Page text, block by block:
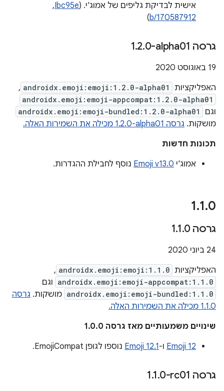
אישית לבדיקת גליפים של אמוג'י. (Ibc95e
, ‏
b/170587912
)
גרסה ‎1 .2.0-alpha01
‫19 באוגוסט 2020
האפליקציות
androidx.emoji:emoji:1.2.0-alpha01
,
androidx.emoji:emoji-appcompat:1.2.0-alpha01
וגם androidx.emoji:emoji-bundled:1.2.0-alpha01
מושקות. גרסה ‎1.2.0-alpha01 מכילה את השמירות האלה.
תכונות חדשות
אמוג'י Emoji v13.0 נוסף לחבילת ההגדרות.
‫1.1.0
גרסה 1 .1.0
‫24 ביוני 2020
האפליקציות androidx.emoji:emoji:1.1.0
,
androidx.emoji:emoji-appcompat:1.1.0 וגם
androidx.emoji:emoji-bundled:1.1.0 מושקות. גרסה
1.1.0 מכילה את השמירות האלה.
שינויים משמעותיים מאז גרסה 1.0.0
Emoji 12 ו-Emoji 12.1 נוספו לגופן EmojiCompat.
גרסה ‎1 .1.0-rc01